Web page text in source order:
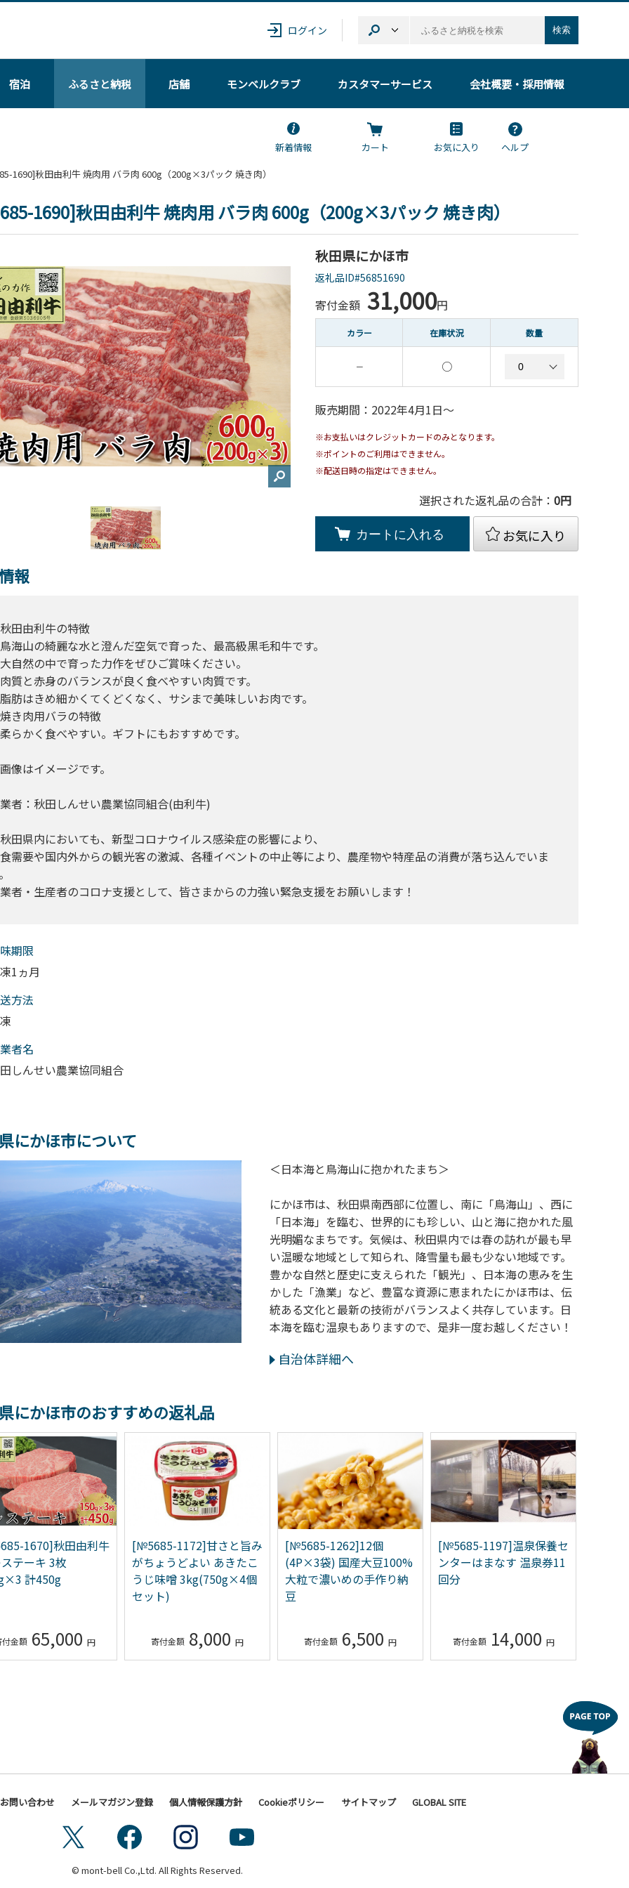
ログイン 検索
宿泊 ふるさと納税 店舗 モンベルクラブ カスタマーサービス 会社概要・採用情報
新着情報 カート お気に入り
ヘルプ
1690]秋田由利牛 焼肉用 バラ肉 600g（200g×3パック 焼き肉）
1690]秋田由利牛 焼肉用 バラ肉 600g（200g×3パック 焼き肉）
秋田県にかほ市
返礼品ID#56851690
寄付金額 31,000円
カラー 在庫状況 数量
－ ○
販売期間：2022年4月1日〜
※お支払いはクレジットカードのみとなります。
※ポイントのご利用はできません。
※配送日時の指定はできません。
選択された返礼品の合計： 0円
カートに入れる お気に入り
報
田由利牛の特徴
鳥海山の綺麗な水と澄んだ空気で育った、最高級黒毛和牛です。
大自然の中で育った力作をぜひご賞味ください。
肉質と赤身のバランスが良く食べやすい肉質です。
脂肪はきめ細かくてくどくなく、サシまで美味しいお肉です。
き肉用バラの特徴
柔らかく食べやすい。ギフトにもおすすめです。
像はイメージです。
者：秋田しんせい農業協同組合(由利牛)
田県内においても、新型コロナウイルス感染症の影響により、
需要や国内外からの観光客の激減、各種イベントの中止等により、農産物や特産品の消費が落ち込んでいま
者・生産者のコロナ支援として、皆さまからの力強い緊急支援をお願いします！
期限
1ヵ月
⽅法
者名
しんせい農業協同組合
にかほ市について
＜日本海と鳥海山に抱かれたまち＞
にかほ市は、秋田県南西部に位置し、南に「鳥海山」、西に
「日本海」を臨む、世界的にも珍しい、山と海に抱かれた風
光明媚なまちです。気候は、秋田県内では春の訪れが最も早
い温暖な地域として知られ、降雪量も最も少ない地域です。
豊かな自然と歴史に支えられた「観光」、日本海の恵みを生
かした「漁業」など、豊富な資源に恵まれたにかほ市は、伝
統ある文化と最新の技術がバランスよく共存しています。日
本海を臨む温泉もありますので、是非一度お越しください！
自治体詳細へ
にかほ市のおすすめの返礼品
1670]秋田由利牛
テーキ 3枚
計450g
65,000
[№5685-1172]甘さと旨み
がちょうどよい あきたこ
うじ味噌 3kg(750g×4個
セット)
8,000
[№5685-1262]12個
(4P×3袋) 国産大豆100%
大粒で濃いめの手作り納
豆
6,500
[№5685-1197]温泉保養セ
ンターはまなす 温泉券11
回分
14,000
お問い合わせ メールマガジン登録 個人情報保護方針 Cookieポリシー サイトマップ GLOBAL SITE
© mont-bell Co.,Ltd. All Rights Reserved.